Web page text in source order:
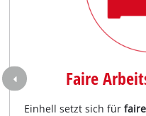
Faire
Einhell setzt sich für